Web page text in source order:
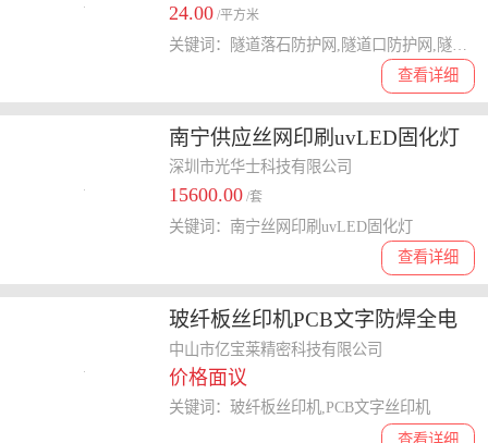
24.00 /平方米
查看详细
南宁供应丝网印刷uvLED固化灯
uv油墨固化机 按需定制
深圳市光华士科技有限公司
15600.00 /套
查看详细
关键词：南宁丝网印刷uvLED固化灯
玻纤板丝印机PCB文字防焊全电
动丝印机
中山市亿宝莱精密科技有限公司
价格面议
查看详细
关键词：玻纤板丝印机,PCB文字丝印机